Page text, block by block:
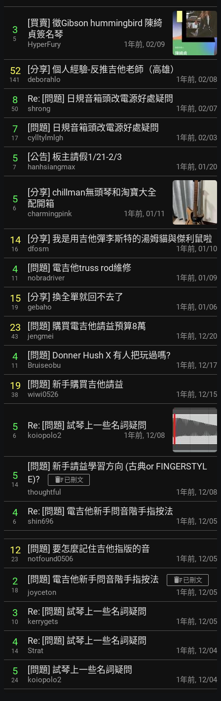
3
5
[買賣] 徵Gibson hummingbird 陳綺
貞簽名琴
HyperFury 1年前, 02/09
52
141
[分享] 個人經驗-反推吉他老師（高雄）
deborahlo 1年前, 02/08
8
50
Re: [問題] 日規音箱頭改電源好處疑問
shrong 1年前, 02/07
7
17
[問題] 日規音箱頭改電源好處疑問
cylltylmlgh 1年前, 02/03
5
7
[公告] 板主請假1/21-2/3
hanhsiangmax 1年前, 01/20
5
6
[分享] chillman無頭琴和淘寶大全
配開箱
charmingpink 1年前, 01/11
14
16
[分享] 我是用吉他彈李斯特的湯姆貓與傑利鼠啦
dfosm 1年前, 01/10
4
11
[問題] 電吉他truss rod維修
nobradriver 1年前, 01/09
15
19
[分享] 換全單就回不去了
gebaho 1年前, 01/06
23
43
[問題] 購買電吉他請益預算8萬
jengmei 1年前, 12/20
4
11
[問題] Donner Hush X 有人把玩過嗎?
Bruiseobu 1年前, 12/17
19
38
[問題] 新手購買吉他請益
wiwi0526 1年前, 12/15
5
6
Re: [問題] 試琴上一些名詞疑問
koiopolo2 1年前, 12/08
5
14
[問題] 新手請益學習方向 (古典or FINGERSTYL
E)?
已刪文
thoughtful 1年前, 12/08
4
6
Re: [問題] 電吉他新手問音階手指按法
shin696 1年前, 12/05
12
23
[問題] 要怎麼記住吉他指版的音
notfound0506 1年前, 12/05
2
18
[問題] 電吉他新手問音階手指按法 已刪文
joyceton 1年前, 12/05
3
10
Re: [問題] 試琴上一些名詞疑問
kerrygets 1年前, 12/05
4
14
Re: [問題] 試琴上一些名詞疑問
Strat 1年前, 12/04
5
24
[問題] 試琴上一些名詞疑問
koiopolo2 1年前, 12/04